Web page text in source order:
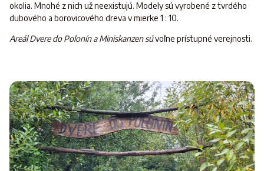
okolia. Mnohé z nich už neexistujú. Modely sú vyrobené z tvrdého
dubového a borovicového dreva v mierke 1 : 10.
Areál Dvere do Polonín a Miniskanzen súvoľne prístupné verejnosti.